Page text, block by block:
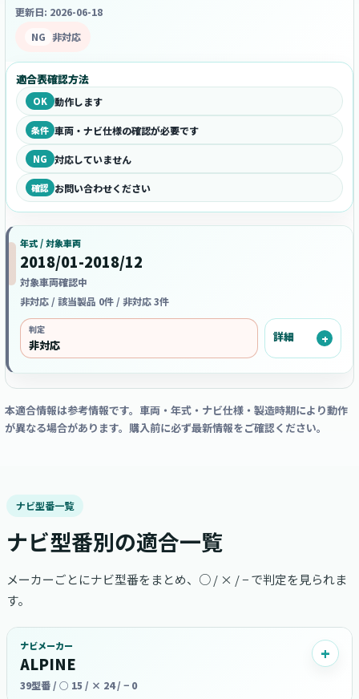
更新日: 2026-06-18
NG 非対応
適合表確認方法
OK 動作します
条件 車両・ナビ仕様の確認が必要です
NG 対応していません
確認 お問い合わせください
年式 / 対象車両
2018/01-2018/12
対象車両確認中
非対応 / 該当製品 0件 / 非対応 3件
判定
非対応
詳細
本適合情報は参考情報です。車両・年式・ナビ仕様・製造時期により動作
が異なる場合があります。購入前に必ず最新情報をご確認ください。
ナビ型番一覧
ナビ型番別の適合一覧
メーカーごとにナビ型番をまとめ、○ / × / − で判定を見られま
す。
ナビメーカー
ALPINE
39型番 / ○ 15 / × 24 / − 0